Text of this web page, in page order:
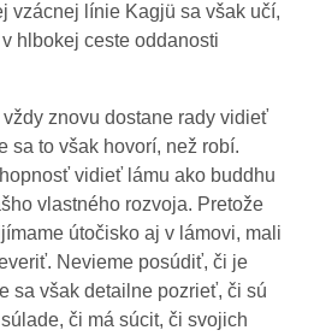
vzácnej línie Kagjü sa však učí,
hlbokej ceste oddanosti
znovu dostane rady vidieť
sa to však hovorí, než robí.
vidieť lámu ako buddhu
vlastného rozvoja. Pretože
útočisko aj v lámovi, mali
Nevieme posúdiť, či je
sa však detailne pozrieť, či sú
či má súcit, či svojich